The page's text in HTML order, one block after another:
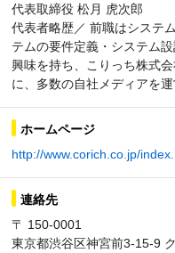
代表取締役 松月 虎次郎
代表者略歴／ 前職はシステ
テムの要件定義・システム
興味を持ち、こりっち株式
に、多数の自社メディアを運
ホームページ
http://www.corich.co.jp/
連絡先
〒 150-0001
東京都渋谷区神宮前3-15-9